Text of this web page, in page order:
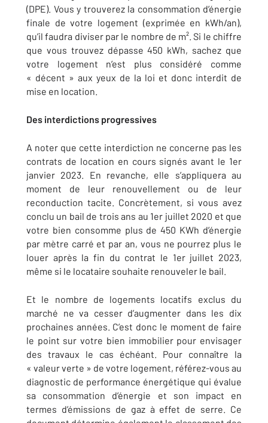
(DPE). Vous y trouverez la consommation d’énergie
finale de votre logement (exprimée en kWh/an),
qu’il faudra diviser par le nombre de m². Si le chiffre
que vous trouvez dépasse 450 kWh, sachez que
votre logement n’est plus considéré comme
« décent » aux yeux de la loi et donc interdit de
mise en location.
Des interdictions progressives
A noter que cette interdiction ne concerne pas les
contrats de location en cours signés avant le 1er
janvier 2023. En revanche, elle s’appliquera au
moment de leur renouvellement ou de leur
reconduction tacite. Concrètement, si vous avez
conclu un bail de trois ans au 1er juillet 2020 et que
votre bien consomme plus de 450 KWh d’énergie
par mètre carré et par an, vous ne pourrez plus le
louer après la fin du contrat le 1er juillet 2023,
même si le locataire souhaite renouveler le bail.
Et le nombre de logements locatifs exclus du
marché ne va cesser d’augmenter dans les dix
prochaines années. C’est donc le moment de faire
le point sur votre bien immobilier pour envisager
des travaux le cas échéant. Pour connaître la
« valeur verte » de votre logement, référez-vous au
diagnostic de performance énergétique qui évalue
sa consommation d’énergie et son impact en
termes d’émissions de gaz à effet de serre. Ce